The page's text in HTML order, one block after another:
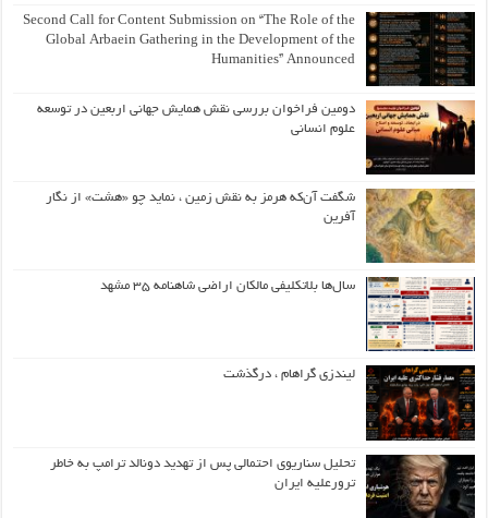
Second Call for Content Submission on “The Role of the
Global Arbaein Gathering in the Development of the
Humanities” Announced
دومین فراخوان بررسی نقش همایش جهانی اربعین در توسعه
علوم انسانی
شگفت آن‌که هرمز به نقش زمین ، نماید چو «هشت» از نگار
آفرین
سال‌ها بلاتکلیفی مالکان اراضی شاهنامه ۳۵ مشهد
لیندزی گراهام ، درگذشت
تحلیل سناریوی احتمالی پس از تهدید دونالد ترامپ به خاطر
ترورعلیه ایران